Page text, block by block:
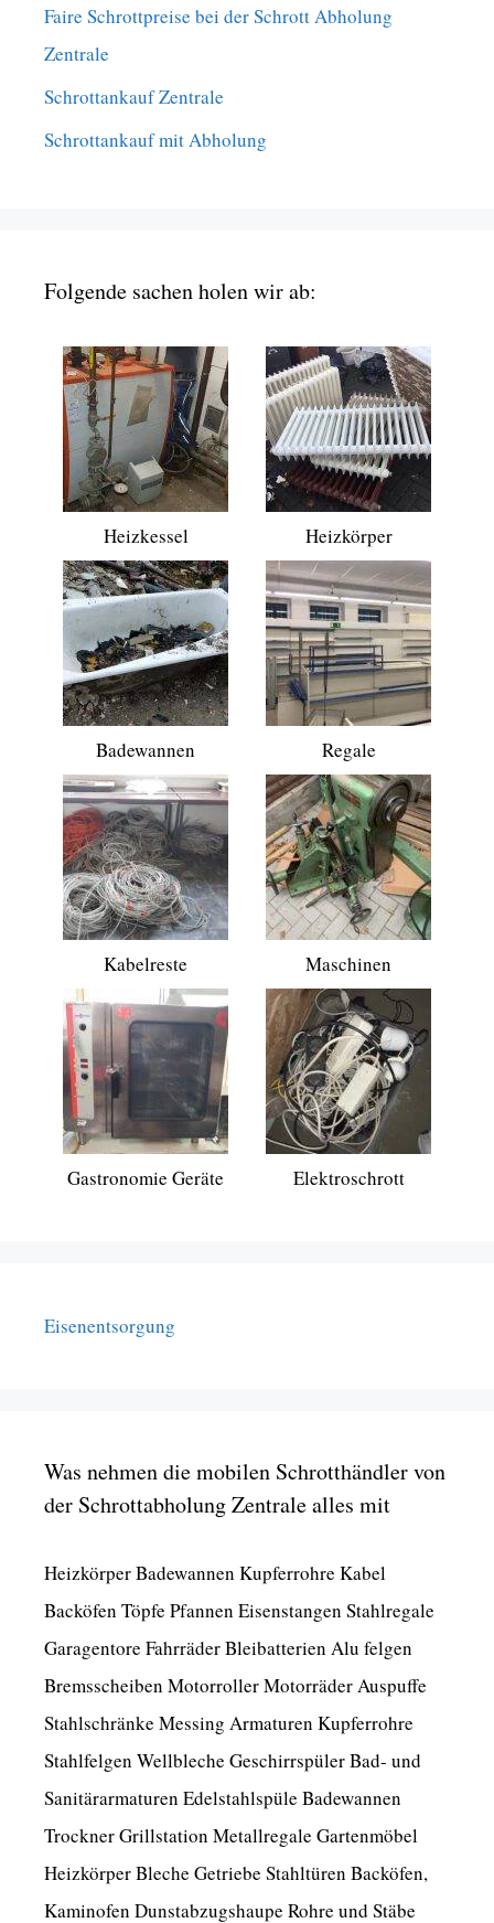
Faire Schrottpreise bei der Schrott Abholung
Zentrale
Schrottankauf Zentrale
Schrottankauf mit Abholung
Folgende sachen holen wir ab:
Heizkessel Heizkörper
Badewannen Regale
Kabelreste Maschinen
Gastronomie Geräte Elektroschrott
Eisenentsorgung
Was nehmen die mobilen Schrotthändler von
der Schrottabholung Zentrale alles mit
Heizkörper Badewannen Kupferrohre Kabel
Backöfen Töpfe Pfannen Eisenstangen Stahlregale
Garagentore Fahrräder Bleibatterien Alu felgen
Bremsscheiben Motorroller Motorräder Auspuffe
Stahlschränke Messing Armaturen Kupferrohre
Stahlfelgen Wellbleche Geschirrspüler Bad- und
Sanitärarmaturen Edelstahlspüle Badewannen
Trockner Grillstation Metallregale Gartenmöbel
Heizkörper Bleche Getriebe Stahltüren Backöfen,
Kaminofen Dunstabzugshaupe Rohre und Stäbe